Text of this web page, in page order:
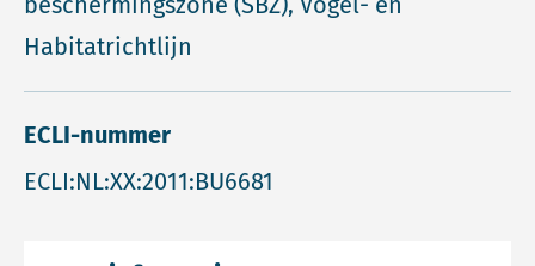
Habitatrichtlijn
ECLI-nummer
ECLI:NL:XX:2011:BU6681